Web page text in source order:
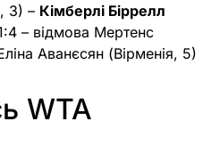
3) – Кімберлі Біррелл
– відмова Мертенс
Аванєсян (Вірменія, 5)
WTA